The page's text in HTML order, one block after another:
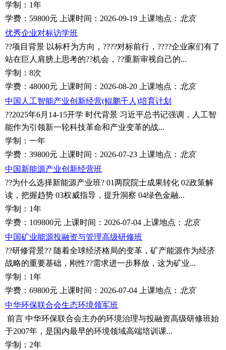
学制： 1年
学费： 59800元 上课时间： 2026-09-19 上课地点： 北京
优秀企业对标访学班
??项目背景 以标杆为方向，????对标前行，????企业家们有了
站在巨人肩膀上思考的??机会，??重新审视自己的...
学制： 8次
学费： 48000元 上课时间： 2026-08-20 上课地点： 北京
中国人工智能产业创新经营(鲲鹏千人)培育计划
??2025年6月14-15开学 时代背景 习近平总书记强调，人工智
能作为引领新一轮科技革命和产业变革的战...
学制： 一年
学费： 39800元 上课时间： 2026-07-23 上课地点： 北京
中国新能源产业创新经营班
??为什么选择新能源产业班? 01两院院士成果转化 02政策解
读，把握趋势 03权威指导，提升洞察 04绿色金融...
学制： 1年
学费： 109800元 上课时间： 2026-07-04 上课地点： 北京
中国矿业能源投融资与管理高级研修班
??研修背景?? 随着全球经济格局的变革，矿产能源作为经济
战略的重要基础，刚性??需求进一步释放，这为矿业...
学制： 1年
学费： 69800元 上课时间： 2026-07-04 上课地点： 北京
中华环保联合会生态环境领军班
前言 中华环保联合会主办的环境治理与投融资高级研修班始
于2007年，是国内最早的环境领域高端培训课...
学制： 2年